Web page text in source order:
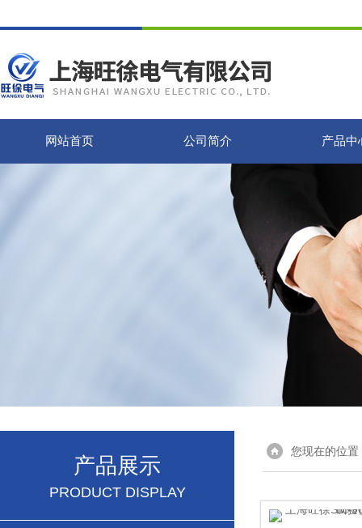
网站首页 公司简介 产品中
产品展示
PRODUCT DISPLAY
您现在的位置